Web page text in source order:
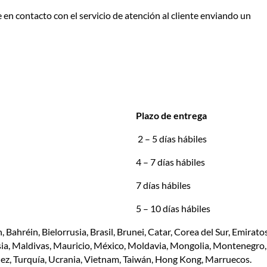
contacto con el servicio de atención al cliente enviando un
Plazo de entrega
2 – 5 días hábiles
4 – 7 días hábiles
7 días hábiles
5 – 10 días hábiles
Bielorrusia, Brasil, Brunei, Catar, Corea del Sur,
Maldivas, Mauricio, México, Moldavia, Mongolia,
Turquía, Ucrania, Vietnam, Taiwán, Hong Kong, Marruecos.